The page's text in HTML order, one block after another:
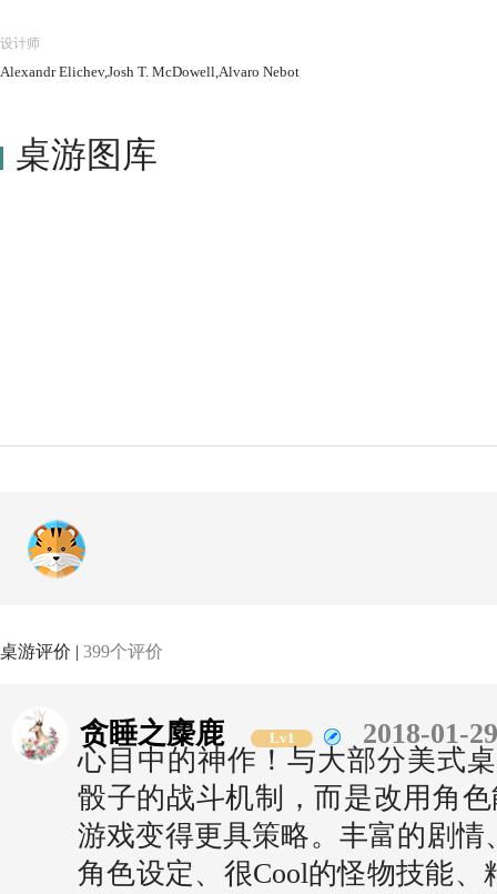
设计师
Alexandr Elichev,Josh T. McDowell,Alvaro Nebot
桌游图库
桌游评价 | 399个评价
贪睡之麋鹿 Lv1
2018-01-
心目中的神作！与大部分美式
骰子的战斗机制，而是改用角
游戏变得更具策略。丰富的剧
角色设定、很Cool的怪物技能